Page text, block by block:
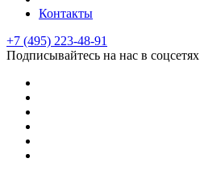
Контакты
+7 (495) 223-48-91
Подписывайтесь на нас в соцсетях